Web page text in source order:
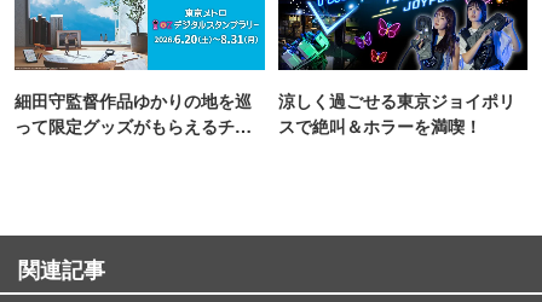
細田守監督作品ゆかりの地を巡
って限定グッズがもらえるチャ
涼しく過ごせる東京ジョイポリ
スで絶叫＆ホラーを満喫！
関連記事